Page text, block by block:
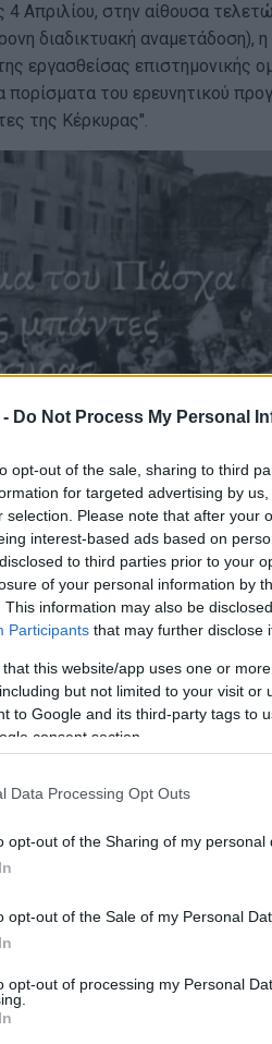
Do Not Process My Personal
opt-out of the sale, sharing to third
for targeted advertising by
selection. Please note that after your
interest-based ads based on
to third parties prior to your
of your personal information by
This information may also be
Participants that may further disclose
that this website/app uses one or
but not limited to your visit or
to Google and its third-party tags to
consent section.
Data Processing Opt Outs
opt-out of the Sharing of my personal
opt-out of the Sale of my Personal
opt-out of processing my Personal
Απριλίου, στην αίθουσα
διαδικτυακή αναμετάδοση), η
εργασθείσας επιστημονικής
του ερευνητικού
της Κέρκυρας".
του 2023 έως και το
Κέρκυρας και του
του Ιονίου Πανεπιστημίου,
Πολιτισμού.
η διερεύνηση των μουσικών
από τη σχετική
αυτής της περιόδου. Μέσα
στοιχεία για τον ευρύτερο
τοπική ιστορία γενικότερα. Ως
όσο και η ανάδειξη της
τόπου. Βασικό στοιχείο για την
αριθμού προφορικών
του νησιού, οι
ψηφιακό αποθετήριο για το θέμα,
Μαρτυριών της
πρόλογο του διευθυντή της
υπεύθυνος του
ο οποίος τμηματικά